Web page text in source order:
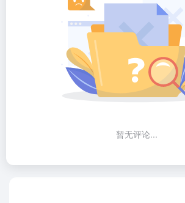
暂无评论...